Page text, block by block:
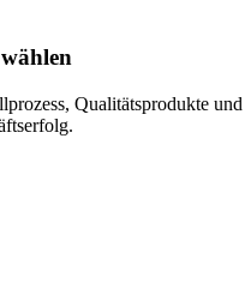
Qualitätsprodukte